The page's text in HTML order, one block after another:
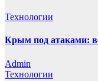
Технологии
Крым под атаками:
Admin
Технологии